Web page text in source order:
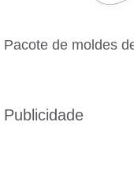
Pacote de moldes
Publicidade